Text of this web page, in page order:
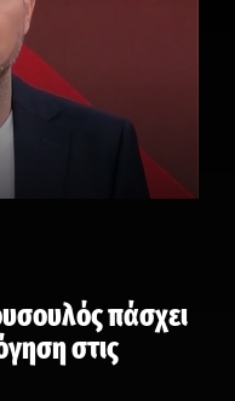
πάσχει
στις